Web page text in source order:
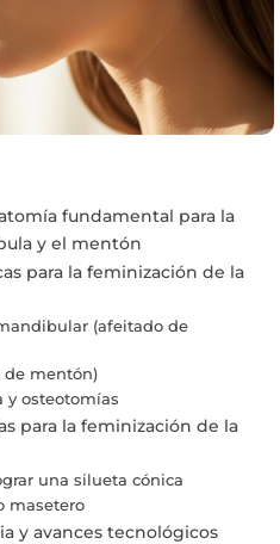
fundamental para la
y el mentón
para la feminización de la
(afeitado de
de mentón)
osteotomías
para la feminización de la
una silueta cónica
masetero
y avances tecnológicos